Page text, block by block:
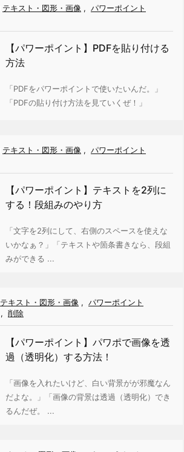
テキスト・図形・画像 , パワーポイント
【パワーポイント】PDFを貼り付ける
方法
「PDFをパワーポイントで使いたいんだ。」
「PDFの貼り付け方法を見ていくぜ！」
テキスト・図形・画像 , パワーポイント
【パワーポイント】テキストを2列に
する！段組みのやり方
「文字を2列にして、右側のスペースを使えな
いかなぁ？」
「テキストや箇条書きなら、段組
みができる ...
テキスト・図形・画像 , パワーポイント
, 削除
【パワーポイント】パワポで画像を透
過（透明化）する方法！
「画像を入れたいけど、白い背景がが邪魔なん
だよな。」
「画像の背景は透過（透明化）でき
るんだぜ。 ...